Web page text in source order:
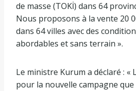
de masse (TOKİ) dans 64
Nous proposons à la vente 20
dans 64 villes avec des
abordables et sans terrain ».
Le ministre Kurum a déclaré : «
pour la nouvelle campagne